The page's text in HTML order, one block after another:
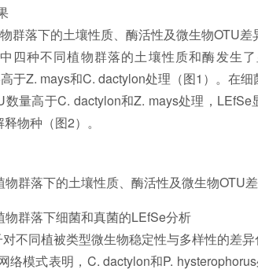
落下的土壤性质、酶活性及微生物OTU差
种不同植物群落的土壤性质和酶发生了
于Z. mays和C. dactylon处理（图1）。在
数量高于C. dactylon和Z. mays处理，
物种（图2）。
落下的土壤性质、酶活性及微生物OTU
群落下细菌和真菌的LEfSe分析
同植被类型微生物稳定性与多样性的差异
模式表明，C. dactylon和P. hysterophorus